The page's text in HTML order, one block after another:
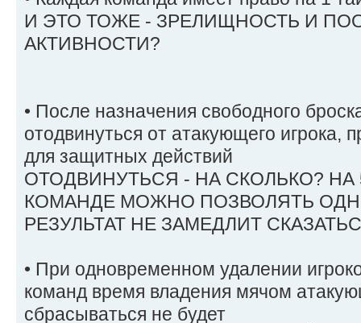
И ЭТО ТОЖЕ - ЗРЕЛИЩНОСТЬ И
АКТИВНОСТИ?
• После назначения свободного
отодвинуться от атакующего игрока,
для защитных действий
ОТОДВИНУТЬСЯ - НА СКОЛЬКО?
КОМАНДЕ МОЖНО ПОЗВОЛЯТЬ
РЕЗУЛЬТАТ НЕ ЗАМЕДЛИТ
• При одновременном удалении
команд время владения мячом
сбрасываться не будет